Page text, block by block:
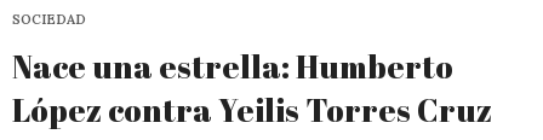
SOCIEDAD
Nace una estrella: Humberto
López contra Yeilis Torres Cruz